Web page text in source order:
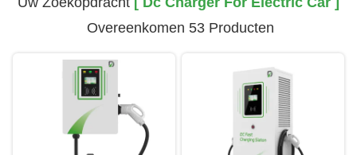
Overeenkomen 53 Producten